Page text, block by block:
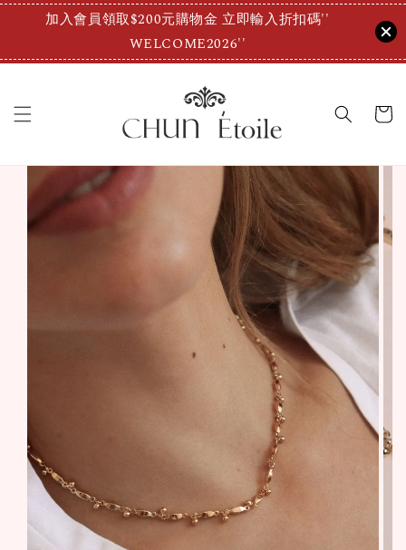
加入會員領取$200元購物金 立即輸入折扣碼''
WELCOME2026''